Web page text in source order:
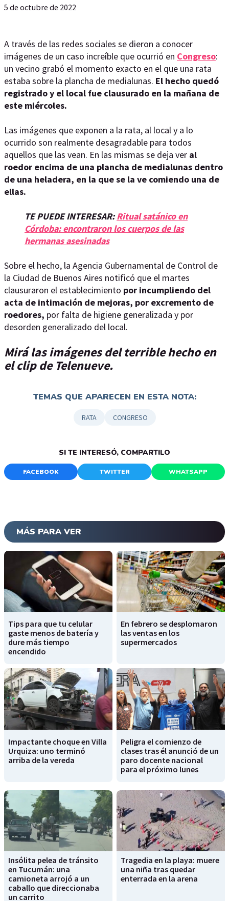
5 de octubre de 2022
A través de las redes sociales se dieron a conocer
imágenes de un caso increíble que ocurrió en Congreso:
un vecino grabó el momento exacto en el que una rata
estaba sobre la plancha de medialunas. El hecho quedó
registrado y el local fue clausurado en la mañana de
este miércoles.
Las imágenes que exponen a la rata, al local y a lo
ocurrido son realmente desagradable para todos
aquellos que las vean. En las mismas se deja ver al
roedor encima de una plancha de medialunas dentro
de una heladera, en la que se la ve comiendo una de
ellas.
TE PUEDE INTERESAR:Ritual satánico en
Córdoba: encontraron los cuerpos de las
hermanas asesinadas
Sobre el hecho, la Agencia Gubernamental de Control de
la Ciudad de Buenos Aires notificó que el martes
clausuraron el establecimiento por incumpliendo del
acta de intimación de mejoras, por excremento de
roedores, por falta de higiene generalizada y por
desorden generalizado del local.
Mirá las imágenes del terrible hecho en
el clip de Telenueve.
TEMAS QUE APARECEN EN ESTA NOTA:
RATA CONGRESO
SI TE INTERESÓ, COMPARTILO
FACEBOOK TWITTER WHATSAPP
MÁS PARA VER
Tips para que tu celular
gaste menos de batería y
dure más tiempo
encendido
En febrero se desplomaron
las ventas en los
supermercados
Impactante choque en Villa
Urquiza: uno terminó
arriba de la vereda
Peligra el comienzo de
clases tras él anunció de un
paro docente nacional
para el próximo lunes
Insólita pelea de tránsito
en Tucumán: una
camioneta arrojó a un
caballo que direccionaba
un carrito
Tragedia en la playa: muere
una niña tras quedar
enterrada en la arena